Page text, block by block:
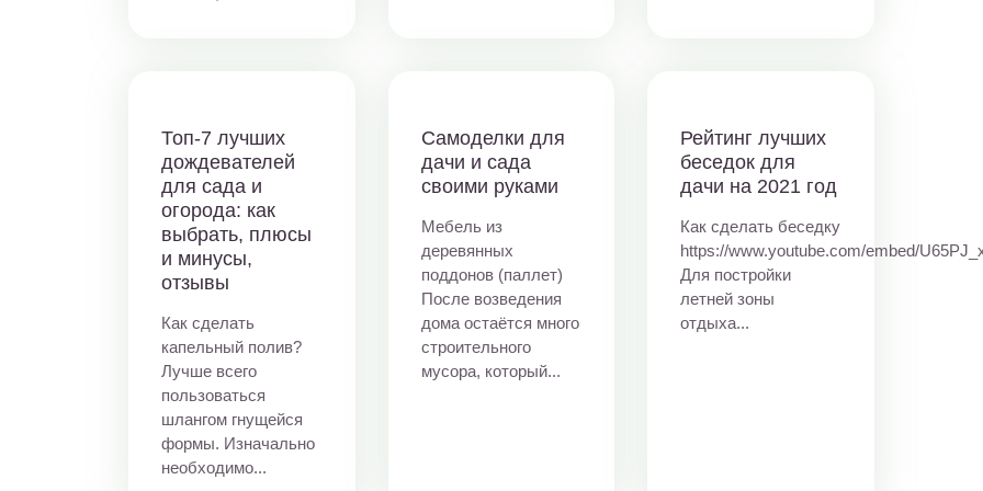
Топ-7 лучших
дождевателей
для сада и
огорода: как
выбрать, плюсы
и минусы,
отзывы
Как сделать
капельный полив?
Лучше всего
пользоваться
шлангом гнущейся
формы. Изначально
необходимо...
Самоделки для
дачи и сада
своими руками
Мебель из
деревянных
поддонов (паллет)
После возведения
дома остаётся много
строительного
мусора, который...
Рейтинг лучших
беседок для
дачи на 2021 год
Как сделать беседку
https://www.youtube.com/embed/
Для постройки
летней зоны
отдыха...